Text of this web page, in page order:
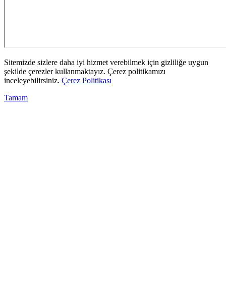
Sitemizde sizlere daha iyi hizmet verebilmek için gizliliğe uygun
şekilde çerezler kullanmaktayız. Çerez politikamızı
inceleyebilirsiniz. Çerez Politikası
Tamam